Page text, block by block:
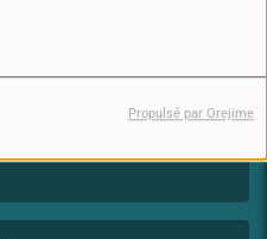
Propulsé par Orejime